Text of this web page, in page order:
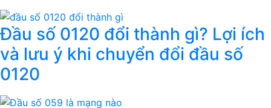
Đầu số 0120 đổi thành gì? Lợi ích
và lưu ý khi chuyển đổi đầu số
0120